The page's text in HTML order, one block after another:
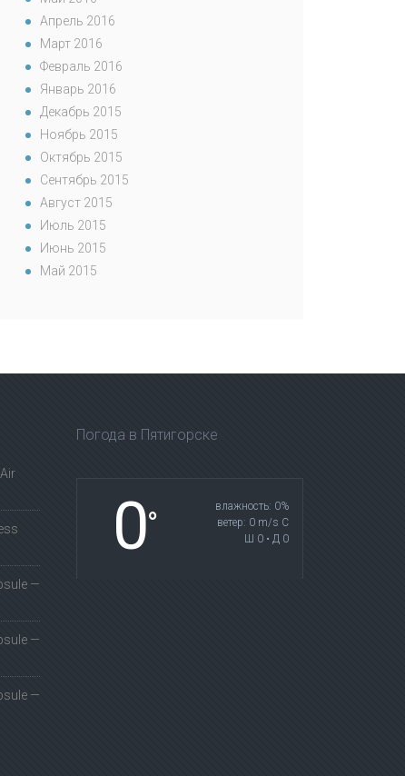
Апрель 2016
Март 2016
Февраль 2016
Январь 2016
Декабрь 2015
Ноябрь 2015
Октябрь 2015
Сентябрь 2015
Август 2015
Июль 2015
Июнь 2015
Май 2015
—
—
—
Погода в Пятигорске
0°
влажность: 0%
ветер: 0 m/s С
Ш 0 • Д 0